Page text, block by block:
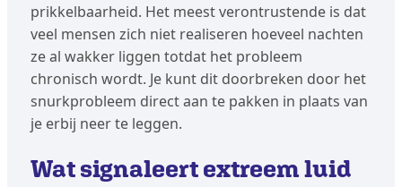
prikkelbaarheid. Het meest verontrustende is dat
veel mensen zich niet realiseren hoeveel nachten
ze al wakker liggen totdat het probleem
chronisch wordt. Je kunt dit doorbreken door het
snurkprobleem direct aan te pakken in plaats van
je erbij neer te leggen.
Wat signaleert extreem luid